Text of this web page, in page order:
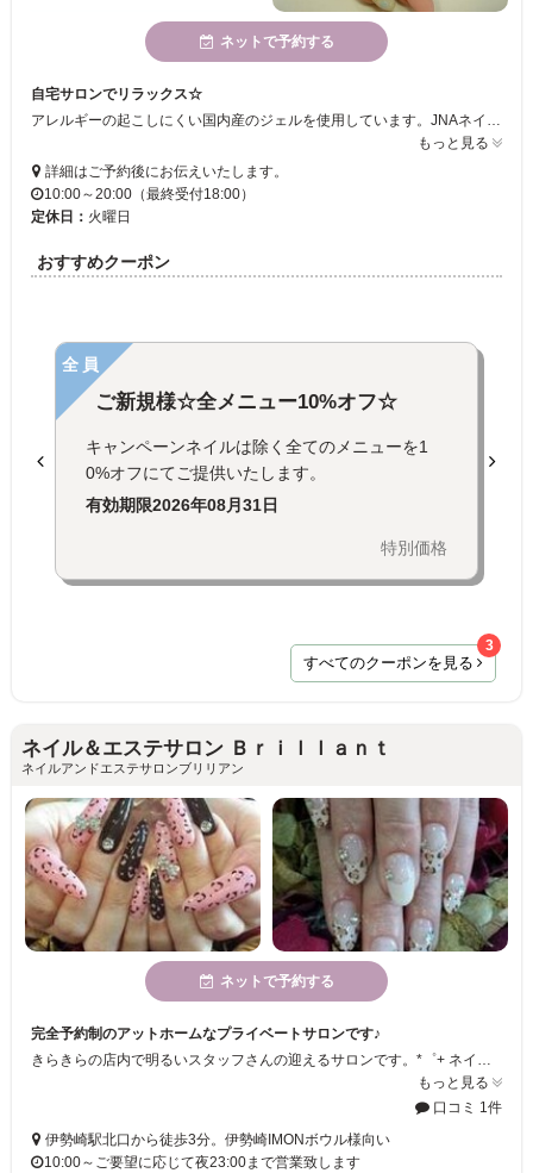
ネットで予約する
自宅サロンでリラックス☆
アレルギーの起こしにくい国内産のジェルを使用しています。JNAネイルサロン衛生管理士取得済み！
もっと見る
詳細はご予約後にお伝えいたします。
10:00～20:00（最終受付18:00）
定休日： 火曜日
おすすめクーポン
全員
ご新規様☆全メニュー10%オフ☆
キャンペーンネイルは除く全てのメニューを1
0%オフにてご提供いたします。
有効期限2026年08月31日
特別価格
すべてのクーポンを見る
3
ネイル＆エステサロン Ｂｒｉｌｌａｎｔ
ネイルアンドエステサロンブリリアン
ネットで予約する
完全予約制のアットホームなプライベートサロンです♪
きらきらの店内で明るいスタッフさんの迎えるサロンです。*゜+ ネイルではオフ代無料(乗せ替え時)!!豊富なエステメニューもご用意★
もっと見る
口コミ 1件
伊勢崎駅北口から徒歩3分。伊勢崎IMONボウル様向い
10:00～ご要望に応じて夜23:00まで営業致します